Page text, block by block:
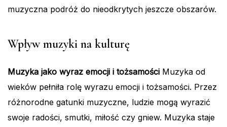
muzyczna podróż do nieodkrytych jeszcze obszarów.
Wpływ muzyki na kulturę
Muzyka jako wyraz emocji i tożsamości Muzyka od
wieków pełniła rolę wyrazu emocji i tożsamości. Przez
różnorodne gatunki muzyczne, ludzie mogą wyrazić
swoje radości, smutki, miłość czy gniew. Muzyka staje